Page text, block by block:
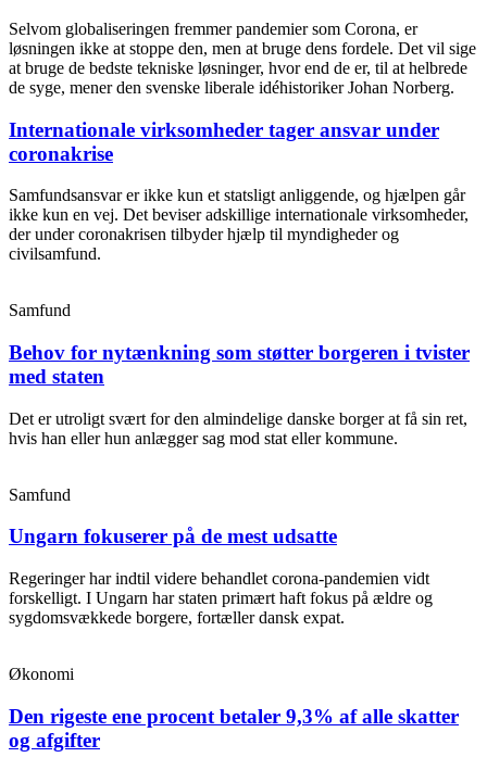
Selvom globaliseringen fremmer pandemier som Corona, er
løsningen ikke at stoppe den, men at bruge dens fordele. Det vil sige
at bruge de bedste tekniske løsninger, hvor end de er, til at helbrede
de syge, mener den svenske liberale idéhistoriker Johan Norberg.
Internationale virksomheder tager ansvar under
coronakrise
Samfundsansvar er ikke kun et statsligt anliggende, og hjælpen går
ikke kun en vej. Det beviser adskillige internationale virksomheder,
der under coronakrisen tilbyder hjælp til myndigheder og
civilsamfund.
Samfund
Behov for nytænkning som støtter borgeren i tvister
med staten
Det er utroligt svært for den almindelige danske borger at få sin ret,
hvis han eller hun anlægger sag mod stat eller kommune.
Samfund
Ungarn fokuserer på de mest udsatte
Regeringer har indtil videre behandlet corona-pandemien vidt
forskelligt. I Ungarn har staten primært haft fokus på ældre og
sygdomsvækkede borgere, fortæller dansk expat.
Økonomi
Den rigeste ene procent betaler 9,3% af alle skatter
og afgifter